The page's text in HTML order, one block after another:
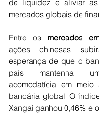
de liquidez e aliviar
mercados globais de
Entre os mercados
ações chinesas
esperança de que o
país mantenha
acomodatícia em meio
bancária global. O
Xangai ganhou 0,46% e